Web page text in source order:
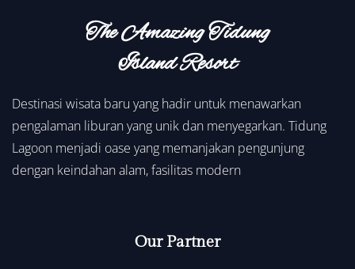
The Amazing Tidung
Island Resort
Destinasi wisata baru yang hadir untuk menawarkan
pengalaman liburan yang unik dan menyegarkan. Tidung
Lagoon menjadi oase yang memanjakan pengunjung
dengan keindahan alam, fasilitas modern
Our Partner